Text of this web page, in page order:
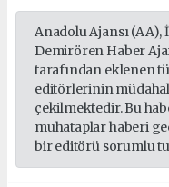
Anadolu Ajansı (AA),
Demirören Haber
tarafından eklenen
editörlerinin
çekilmektedir. Bu
muhataplar haberi
bir editörü sorumlu